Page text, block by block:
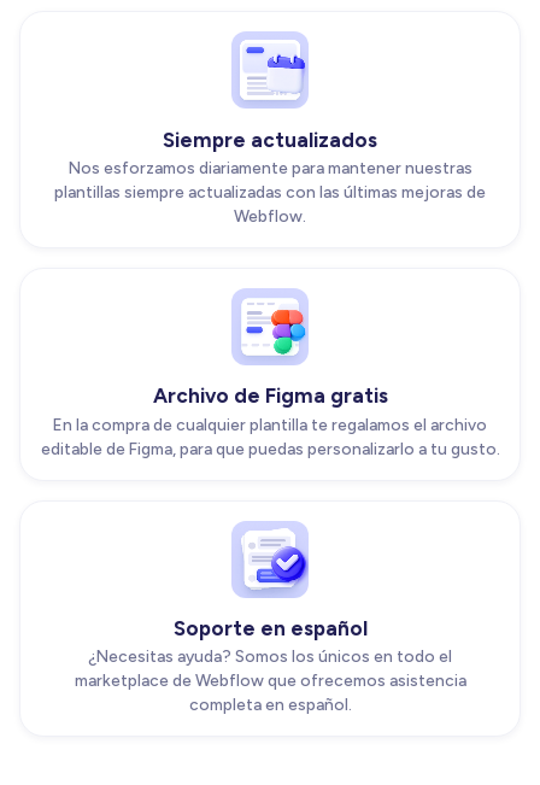
Siempre actualizados
Nos esforzamos diariamente para mantener nuestras
plantillas siempre actualizadas con las últimas mejoras de
Webflow.
Archivo de Figma gratis
En la compra de cualquier plantilla te regalamos el archivo
editable de Figma, para que puedas personalizarlo a tu gusto.
Soporte en español
¿Necesitas ayuda? Somos los únicos en todo el
marketplace de Webflow que ofrecemos asistencia
completa en español.